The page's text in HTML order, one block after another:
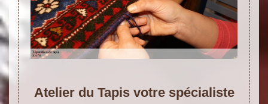
Atelier du Tapis votre spécialiste